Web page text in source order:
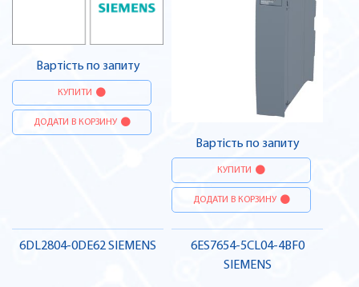
Вартість по запиту
КУПИТИ
ДОДАТИ В КОРЗИНУ
Вартість по запиту
КУПИТИ
ДОДАТИ В КОРЗИНУ
6DL2804-0DE62 SIEMENS
6ES7654-5CL04-4BF0
SIEMENS